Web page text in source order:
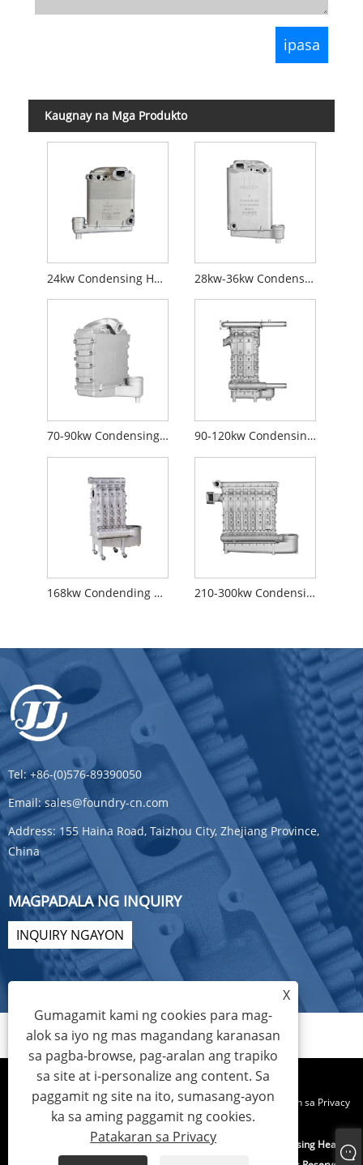
Kaugnay na Mga Produkto
24kw Condensing Heat Exchanger 28kw-36kw Condensing Heat Exchanger
70-90kw Condensing Heat Exchanger 90-120kw Condensing Heat Exchanger
168kw Condending Heat Exchanger 210-300kw Condensing Heat Exchanger
Tel: +86-(0)576-89390050
Email: sales@foundry-cn.com
Address: 155 Haina Road, Taizhou City, Zhejiang Province,
China
MAGPADALA NG INQUIRY
INQUIRY NGAYON
Links Sitemap RSS XML Patakaran sa Privacy
Copyright © 2022 Zhejiang Hec Machinery Co., Ltd. - Condensing Heat
X
Gumagamit kami ng cookies para mag-
alok sa iyo ng mas magandang karanasan
sa pagba-browse, pag-aralan ang trapiko
sa site at i-personalize ang content. Sa
paggamit ng site na ito, sumasang-ayon
ka sa aming paggamit ng cookies.
Patakaran sa Privacy